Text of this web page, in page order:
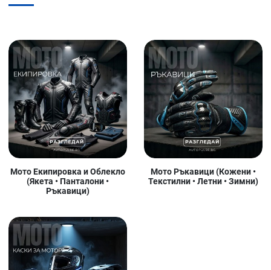
Мото Екипировка и Облекло
(Якета • Панталони •
Ръкавици)
Мото Ръкавици (Кожени •
Текстилни • Летни • Зимни)